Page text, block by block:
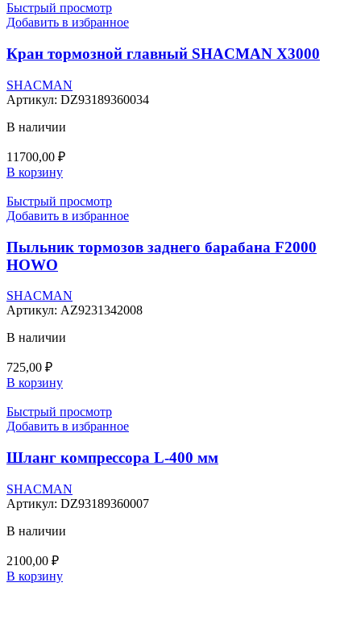
Быстрый просмотр
Добавить в избранное
Кран тормозной главный SHACMAN X3000
SHACMAN
Артикул: DZ93189360034
В наличии
11700,00 ₽
В корзину
Быстрый просмотр
Добавить в избранное
Пыльник тормозов заднего барабана F2000
HOWO
SHACMAN
Артикул: AZ9231342008
В наличии
725,00 ₽
В корзину
Быстрый просмотр
Добавить в избранное
Шланг компрессора L-400 мм
SHACMAN
Артикул: DZ93189360007
В наличии
2100,00 ₽
В корзину